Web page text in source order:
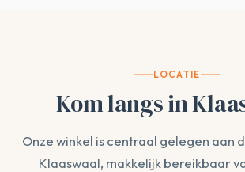
LOCATIE
Kom langs in
Onze winkel is centraal gelegen aan
Klaaswaal, makkelijk bereikbaar